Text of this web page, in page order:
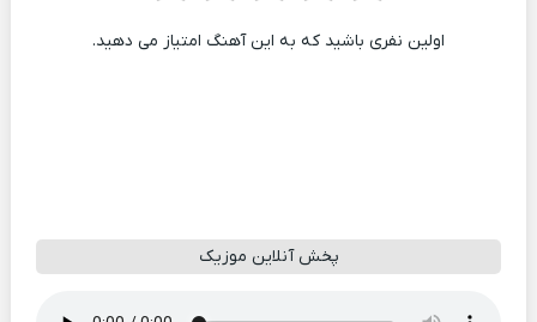
اولین نفری باشید که به این آهنگ امتیاز می دهید.
پخش آنلاین موزیک